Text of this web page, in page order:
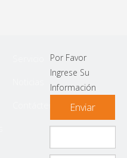
Por Favor
Ingrese Su
Información
Enviar